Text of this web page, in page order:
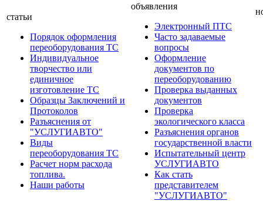
статьи
Порядок оформления
переоборудования ТС
Индивидуальное
творчество или
единичное
изготовление ТС
Образцы Заключений и
Протоколов
Разъяснения от
"УСЛУГИАВТО"
Виды
переоборудования ТС
Расчет норм расхода
топлива.
Наши работы
объявления
Электронный ПТС
Часто задаваемые
вопросы
Оформление
документов по
переоборудованию
Проверка выданных
документов
Проверка
экологического класса
Разъяснения органов
государственной власти
Испытательный центр
УСЛУГИАВТО
Как стать
представителем
"УСЛУГИАВТО"